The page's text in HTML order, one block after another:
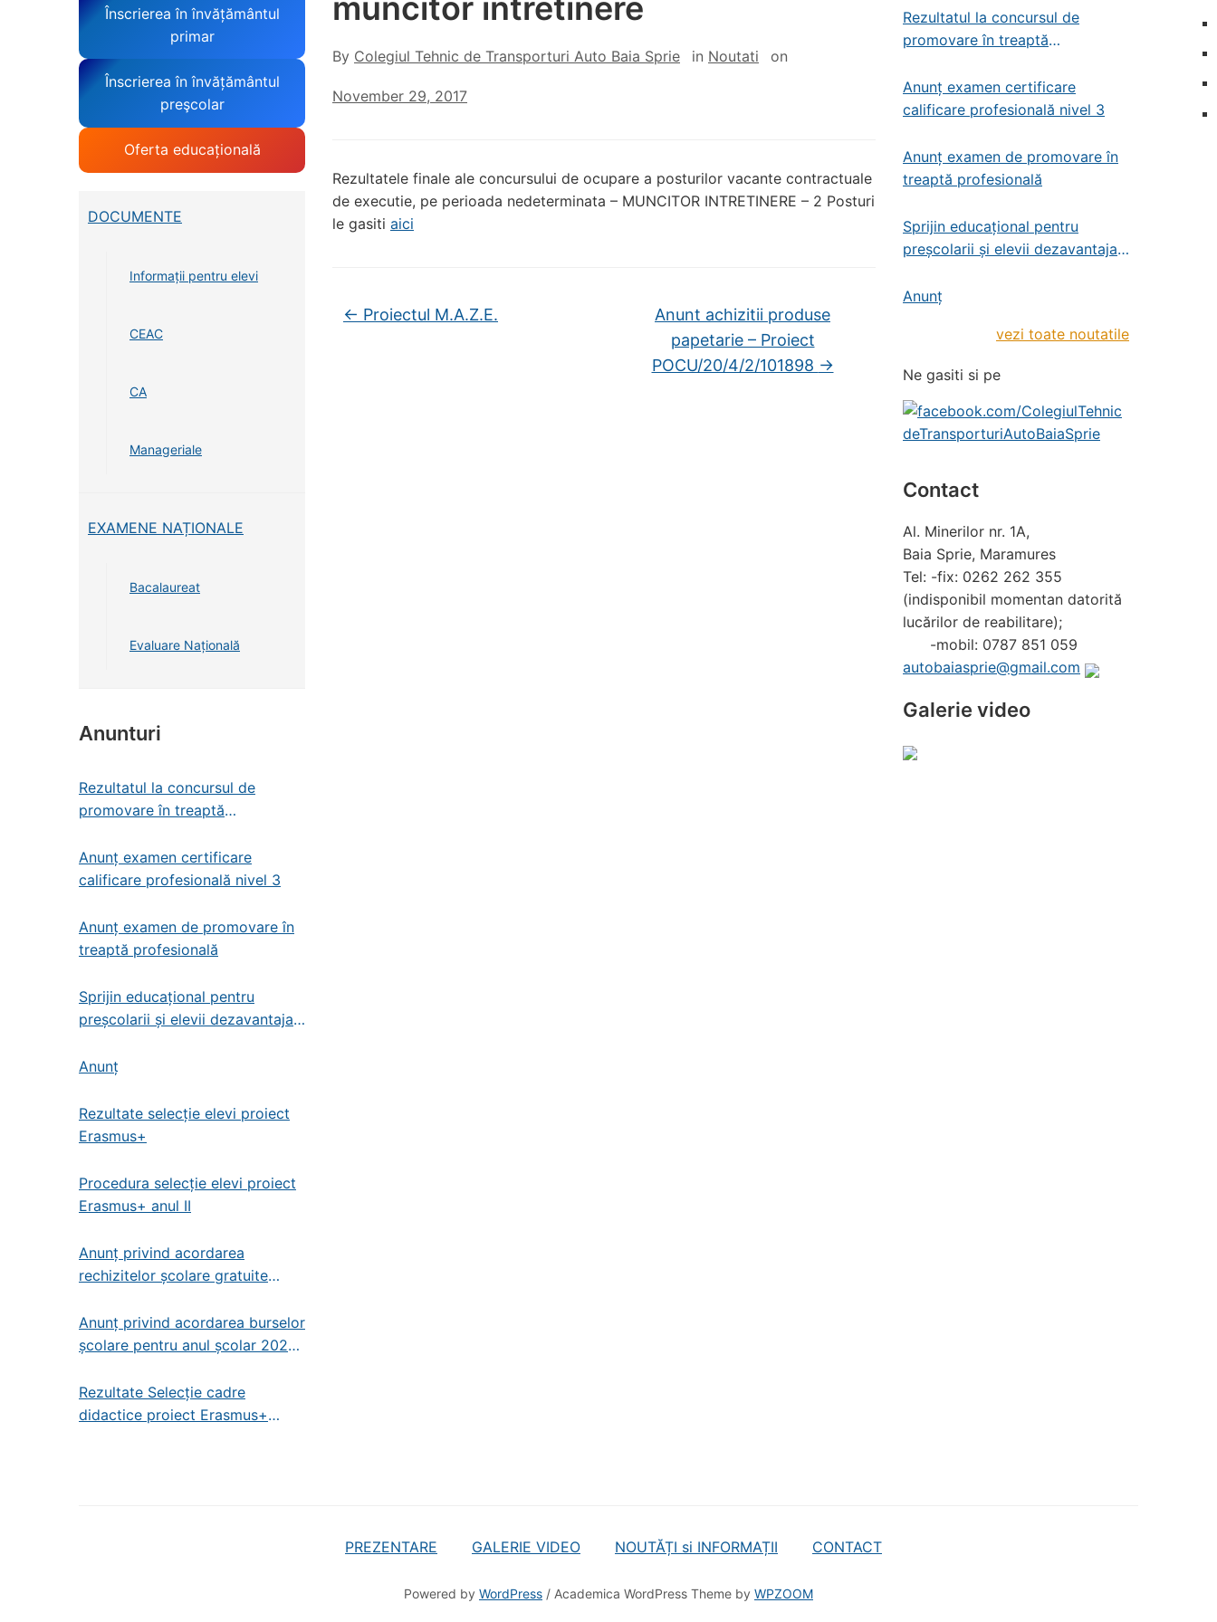
Înscrierea în învățământul
primar
Înscrierea în învățământul
preşcolar
Oferta educațională
DOCUMENTE
Informații pentru elevi
CEAC
CA
Manageriale
EXAMENE NAȚIONALE
Bacalaureat
Evaluare Națională
Anunturi
Rezultatul la concursul de
promovare în treaptă
patrimoniu
Anunț examen certificare
calificare profesională nivel 3
Anunț examen de promovare în
treaptă profesională
Sprijin educațional pentru
preșcolarii și elevii dezavantajați
preșcolar, primar și gimnazial
Anunț
Rezultate selecție elevi proiect
Erasmus+
Procedura selecție elevi proiect
Erasmus+ anul II
Anunț privind acordarea
rechizitelor școlare gratuite
Anunț privind acordarea burselor
școlare pentru anul școlar 2025-
Rezultate Selecție cadre
didactice proiect Erasmus+
muncitor intretinere
By Colegiul Tehnic de Transporturi Auto Baia Sprie in Noutati on
November 29, 2017
Rezultatele finale ale concursului de ocupare a posturilor vacante contractuale
de executie, pe perioada nedeterminata – MUNCITOR INTRETINERE – 2 Posturi
le gasiti aici
← Proiectul M.A.Z.E.
Anunt achizitii produse
papetarie – Proiect
POCU/20/4/2/101898 →
Rezultatul la concursul de
promovare în treaptă
patrimoniu
Anunț examen certificare
calificare profesională nivel 3
Anunț examen de promovare în
treaptă profesională
Sprijin educațional pentru
preșcolarii și elevii dezavantajați
preșcolar, primar și gimnazial
Anunț
vezi toate noutatile
Ne gasiti si pe
Contact
Al. Minerilor nr. 1A,
Baia Sprie, Maramures
Tel: -fix: 0262 262 355
(indisponibil momentan datorită
lucărilor de reabilitare);
-mobil: 0787 851 059
autobaiasprie@gmail.com
Galerie video
PREZENTARE GALERIE VIDEO NOUTĂȚI si INFORMAȚII CONTACT
Powered by WordPress / Academica WordPress Theme by WPZOOM